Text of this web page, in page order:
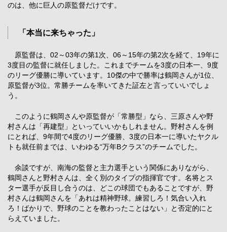
のは、他に巨人の原監督だけです。
「本当に来ちゃった」
原監督は、02～03年の第1次、06～15年の第2次を経て、19年に
3度目の監督に就任しました。これまでチームを3度の日本一、9度
のリーグ優勝に導いています。10傑の中で勝率は鶴岡さんが1位、
原監督が3位。常勝チームを率いてきた証左と言っていいでしょ
う。
このように鶴岡さんや原監督が「常勝型」なら、三原さんや野
村さんは「再建型」といっていいかもしれません。野村さんを例
にとれば、9年間で4度のリーグ優勝、3度の日本一に導いたヤクル
トも就任前までは、いわゆる“万年Bクラス”のチームでした。
余談ですが、南海の監督と主力選手という関係にありながら、
鶴岡さんと野村さんは、全く別のタイプの指揮官です。名将とス
ター選手が反目し合うのは、どこの球団でもあることですが、野
村さんは鶴岡さんを「あれは精神野球。練習しろ！気合い入れ
ろ！ばかりで、野球のことを教わったことはない」と否定的にと
らえていました。